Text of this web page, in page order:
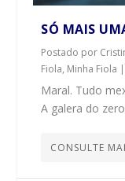
SÓ MAIS
Postado por
Fiola, Minha Fiola
Maral. Tudo
A galera do
CONSULTE